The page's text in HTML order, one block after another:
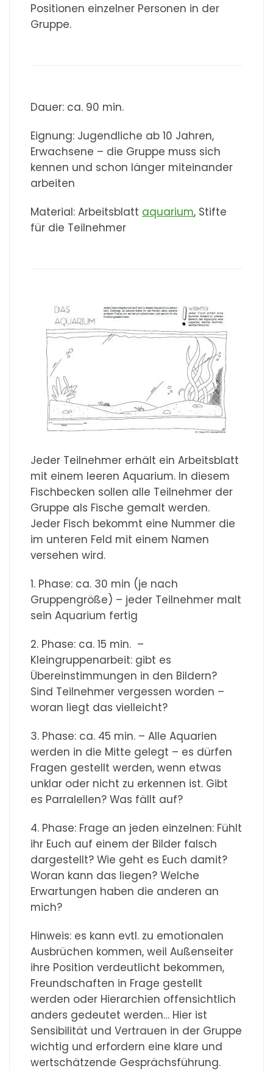
Positionen einzelner Personen in der
Gruppe.
Dauer: ca. 90 min.
Eignung: Jugendliche ab 10 Jahren,
Erwachsene – die Gruppe muss sich
kennen und schon länger miteinander
arbeiten
Material: Arbeitsblatt aquarium, Stifte
für die Teilnehmer
Jeder Teilnehmer erhält ein Arbeitsblatt
mit einem leeren Aquarium. In diesem
Fischbecken sollen alle Teilnehmer der
Gruppe als Fische gemalt werden.
Jeder Fisch bekommt eine Nummer die
im unteren Feld mit einem Namen
versehen wird.
1. Phase: ca. 30 min (je nach
Gruppengröße) – jeder Teilnehmer malt
sein Aquarium fertig
2. Phase: ca. 15 min. –
Kleingruppenarbeit: gibt es
Übereinstimmungen in den Bildern?
Sind Teilnehmer vergessen worden –
woran liegt das vielleicht?
3. Phase: ca. 45 min. – Alle Aquarien
werden in die Mitte gelegt – es dürfen
Fragen gestellt werden, wenn etwas
unklar oder nicht zu erkennen ist. Gibt
es Parralellen? Was fällt auf?
4. Phase: Frage an jeden einzelnen: Fühlt
ihr Euch auf einem der Bilder falsch
dargestellt? Wie geht es Euch damit?
Woran kann das liegen? Welche
Erwartungen haben die anderen an
mich?
Hinweis: es kann evtl. zu emotionalen
Ausbrüchen kommen, weil Außenseiter
ihre Position verdeutlicht bekommen,
Freundschaften in Frage gestellt
werden oder Hierarchien offensichtlich
anders gedeutet werden… Hier ist
Sensibilität und Vertrauen in der Gruppe
wichtig und erfordern eine klare und
wertschätzende Gesprächsführung.